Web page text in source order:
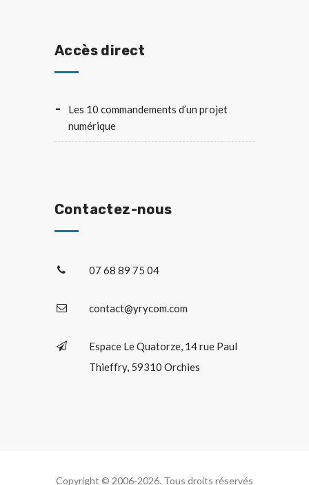
Accès direct
Les 10 commandements d’un projet
numérique
Contactez-nous
07 68 89 75 04
contact@yrycom.com
Espace Le Quatorze, 14 rue Paul
Thieffry, 59310 Orchies
Copyright © 2006-2026. Tous droits réservés